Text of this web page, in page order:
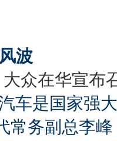
波
众在华宣布
车是国家强
常务副总李峰